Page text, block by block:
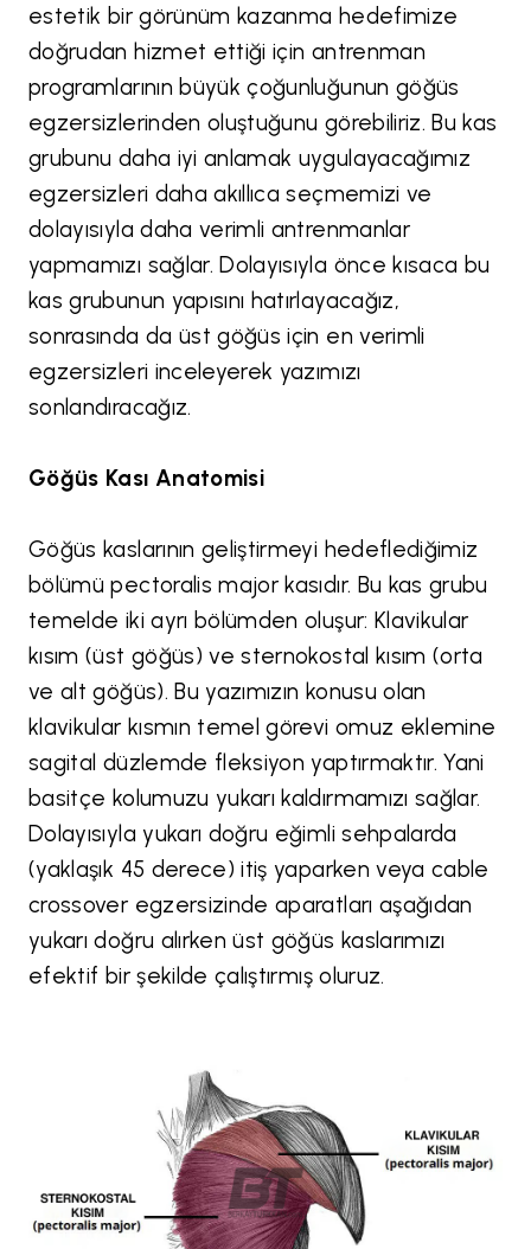
estetik bir görünüm kazanma hedefimize
doğrudan hizmet ettiği için antrenman
programlarının büyük çoğunluğunun göğüs
egzersizlerinden oluştuğunu görebiliriz. Bu kas
grubunu daha iyi anlamak uygulayacağımız
egzersizleri daha akıllıca seçmemizi ve
dolayısıyla daha verimli antrenmanlar
yapmamızı sağlar. Dolayısıyla önce kısaca bu
kas grubunun yapısını hatırlayacağız,
sonrasında da üst göğüs için en verimli
egzersizleri inceleyerek yazımızı
sonlandıracağız.
Göğüs Kası Anatomisi
Göğüs kaslarının geliştirmeyi hedeflediğimiz
bölümü pectoralis major kasıdır. Bu kas grubu
temelde iki ayrı bölümden oluşur: Klavikular
kısım (üst göğüs) ve sternokostal kısım (orta
ve alt göğüs). Bu yazımızın konusu olan
klavikular kısmın temel görevi omuz eklemine
sagital düzlemde fleksiyon yaptırmaktır. Yani
basitçe kolumuzu yukarı kaldırmamızı sağlar.
Dolayısıyla yukarı doğru eğimli sehpalarda
(yaklaşık 45 derece) itiş yaparken veya cable
crossover egzersizinde aparatları aşağıdan
yukarı doğru alırken üst göğüs kaslarımızı
efektif bir şekilde çalıştırmış oluruz.